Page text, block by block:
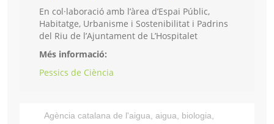
En col·laboració amb l’àrea d’Espai Públic,
Habitatge, Urbanisme i Sostenibilitat i Padrins
del Riu de l’Ajuntament de L’Hospitalet
Més informació:
Pessics de Ciència
Agència catalana de l'aigua, aigua, biologia,